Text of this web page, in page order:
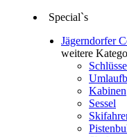
Special`s
Jägerndorfer
weitere
Kabinen
Sessel